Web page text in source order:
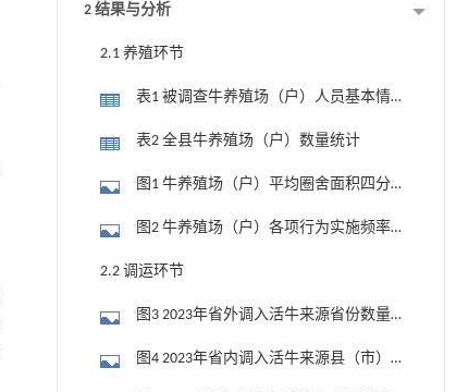
2 结果与分析
2.1 养殖环节
表1 被调查牛养殖场（户）人员基本情
表2 全县牛养殖场（户）数量统计
图1 牛养殖场（户）平均圈舍面积四分
图2 牛养殖场（户）各项行为实施频率
2.2 调运环节
图3 2023年省外调入活牛来源省份数量
图4 2023年省内调入活牛来源县（市）